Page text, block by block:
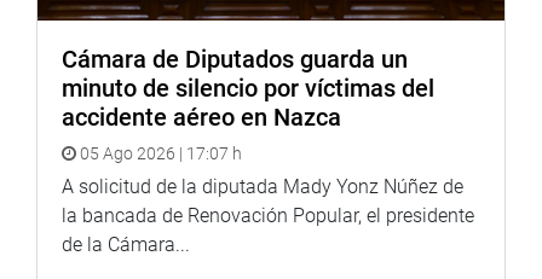
Cámara de Diputados guarda un
minuto de silencio por víctimas del
accidente aéreo en Nazca
05 Ago 2026 | 17:07 h
A solicitud de la diputada Mady Yonz Núñez de
la bancada de Renovación Popular, el presidente
de la Cámara...